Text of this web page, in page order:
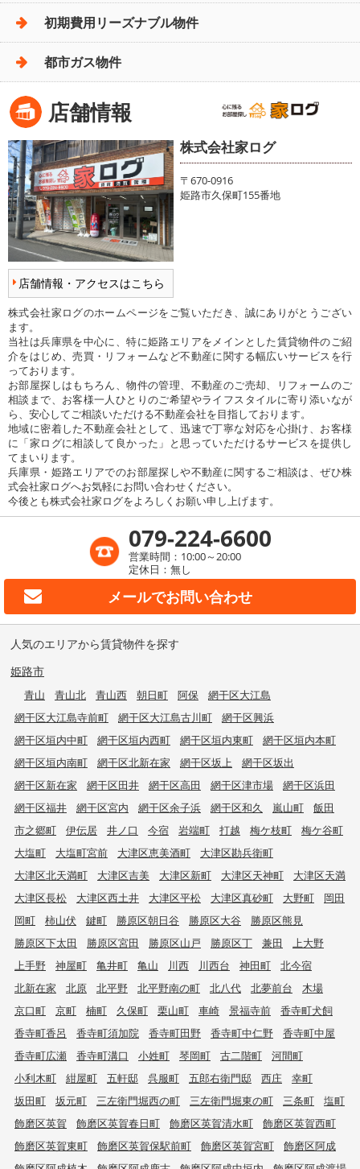
初期費用リーズナブル物件
都市ガス物件
店舗情報
店舗情報・アクセスはこちら
株式会社家ログ
〒670-0916
姫路市久保町155番地
株式会社家ログのホームページをご覧いただき、誠にありがとうござい
ます。
当社は兵庫県を中心に、特に姫路エリアをメインとした賃貸物件のご紹
介をはじめ、売買・リフォームなど不動産に関する幅広いサービスを行
っております。
お部屋探しはもちろん、物件の管理、不動産のご売却、リフォームのご
相談まで、お客様一人ひとりのご希望やライフスタイルに寄り添いなが
ら、安心してご相談いただける不動産会社を目指しております。
地域に密着した不動産会社として、迅速で丁寧な対応を心掛け、お客様
に「家ログに相談して良かった」と思っていただけるサービスを提供し
てまいります。
兵庫県・姫路エリアでのお部屋探しや不動産に関するご相談は、ぜひ株
式会社家ログへお気軽にお問い合わせください。
今後とも株式会社家ログをよろしくお願い申し上げます。
079-224-6600
営業時間：10:00～20:00
定休日：無し
メールでお問い合わせ
人気のエリアから賃貸物件を探す
姫路市
青山 青山北 青山西 朝日町 阿保
網干区大江島
網干区大江島寺前町
網干区大江島古川町
網干区興浜
網干区垣内中町
網干区垣内西町 網干区垣内東町
網干区垣内本町
網干区垣内南町
網干区北新在家 網干区坂上
網干区坂出
網干区新在家
網干区田井 網干区高田 網干区津市場
網干区浜田
網干区福井
網干区宮内 網干区余子浜 網干区和久 嵐山町
飯田
市之郷町
伊伝居 井ノ口 今宿 岩端町 打越 梅ケ枝町
梅ケ谷町
大塩町
大塩町宮前 大津区恵美酒町
大津区勘兵衛町
大津区北天満町
大津区吉美 大津区新町 大津区天神町
大津区天満
大津区長松
大津区西土井 大津区平松 大津区真砂町 大野町
岡田
岡町
柿山伏 鍵町 勝原区朝日谷 勝原区大谷
勝原区熊見
勝原区下太田
勝原区宮田 勝原区山戸 勝原区丁 兼田
上大野
上手野
神屋町 亀井町 亀山 川西 川西台 神田町
北今宿
北新在家
北原 北平野 北平野南の町 北八代 北夢前台
木場
京口町
京町 楠町 久保町 栗山町 車崎 景福寺前
香寺町犬飼
香寺町香呂
香寺町須加院 香寺町田野 香寺町中仁野
香寺町中屋
香寺町広瀬
香寺町溝口 小姓町 琴岡町 古二階町
河間町
小利木町
紺屋町 五軒邸 呉服町 五郎右衛門邸 西庄
幸町
坂田町
坂元町 三左衛門堀西の町 三左衛門堀東の町 三条町
塩町
飾磨区英賀
飾磨区英賀春日町 飾磨区英賀清水町
飾磨区英賀西町
飾磨区英賀東町
飾磨区英賀保駅前町 飾磨区英賀宮町
飾磨区阿成